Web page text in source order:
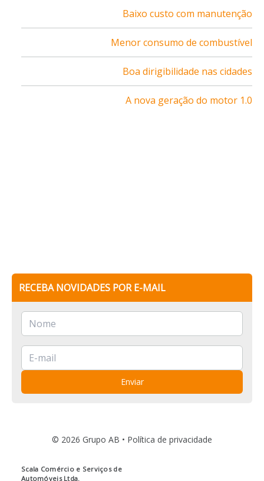
Baixo custo com manutenção
Menor consumo de combustível
Boa dirigibilidade nas cidades
A nova geração do motor 1.0
RECEBA NOVIDADES POR E-MAIL
Enviar
© 2026 Grupo AB • Política de privacidade
Scala Comércio e Serviços de
Automóveis Ltda.